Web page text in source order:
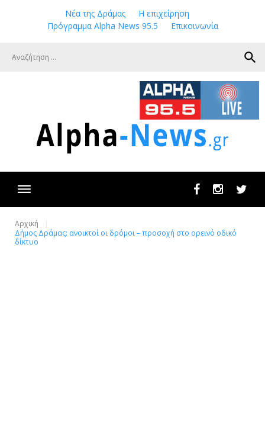
Νέα της Δράμας
Η επιχείρηση
Πρόγραμμα Alpha News 95.5
Επικοινωνία
search
FacebookInstagram
Αρχική
Δήμος Δράμας: ανοικτοί οι δρόμοι – προσοχή στο ορεινό οδικό
δίκτυο